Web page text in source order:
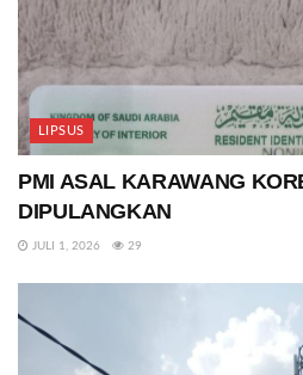
LIPSUS
PMI ASAL KARAWANG
DIPULANGKAN
JULI 1, 2026 29